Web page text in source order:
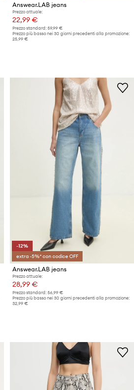
Answear.LAB jeans
Prezzo attuale:
22,99 €
Prezzo standard: 59,99 €
Prezzo più basso nei 30 giorni precedenti alla promozione:
25,99 €
-12%
extra -5%* con codice OFF
Answear.LAB jeans
Prezzo attuale:
28,99 €
Prezzo standard: 56,99 €
Prezzo più basso nei 30 giorni precedenti alla promozione:
32,99 €